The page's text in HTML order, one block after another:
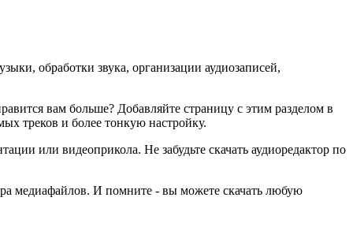
обработки звука, организации аудиозаписей,
вам больше? Добавляйте страницу с этим разделом в
треков и более тонкую настройку.
или видеоприкола. Не забудьте скачать аудиоредактор по
медиафайлов. И помните - вы можете скачать любую